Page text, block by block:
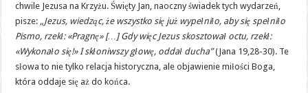
chwile Jezusa na Krzyżu. Święty Jan, naoczny świadek tych wydarzeń,
pisze: „Jezus, wiedząc, że wszystko się już wypełniło, aby się spełniło
Pismo, rzekł: «Pragnę» […] Gdy więc Jezus skosztował octu, rzekł:
«Wykonało się!» I skłoniwszy głowę, oddał ducha”(Jana 19,28-30). Te
słowa to nie tylko relacja historyczna, ale objawienie miłości Boga,
która oddaje się aż do końca.